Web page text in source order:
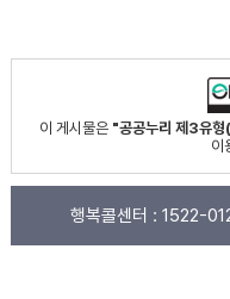
이 게시물은 "공공누리 제3유
이
행복콜센터 : 1522-